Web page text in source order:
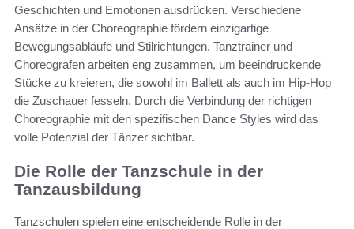
Geschichten und Emotionen ausdrücken. Verschiedene
Ansätze in der Choreographie fördern einzigartige
Bewegungsabläufe und Stilrichtungen. Tanztrainer und
Choreografen arbeiten eng zusammen, um beeindruckende
Stücke zu kreieren, die sowohl im Ballett als auch im Hip-Hop
die Zuschauer fesseln. Durch die Verbindung der richtigen
Choreographie mit den spezifischen Dance Styles wird das
volle Potenzial der Tänzer sichtbar.
Die Rolle der Tanzschule in der
Tanzausbildung
Tanzschulen spielen eine entscheidende Rolle in der